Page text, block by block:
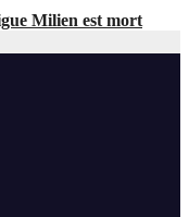
Milien est mort